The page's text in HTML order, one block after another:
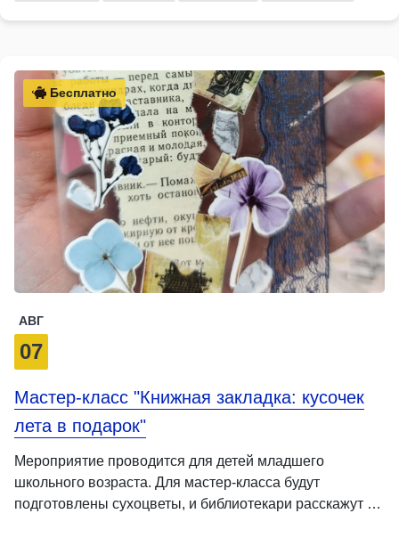
Бесплатно
АВГ
07
Мастер-класс "Книжная закладка: кусочек
лета в подарок"
Мероприятие проводится для детей младшего
школьного возраста. Для мастер-класса будут
подготовлены сухоцветы, и библиотекари расскажут …